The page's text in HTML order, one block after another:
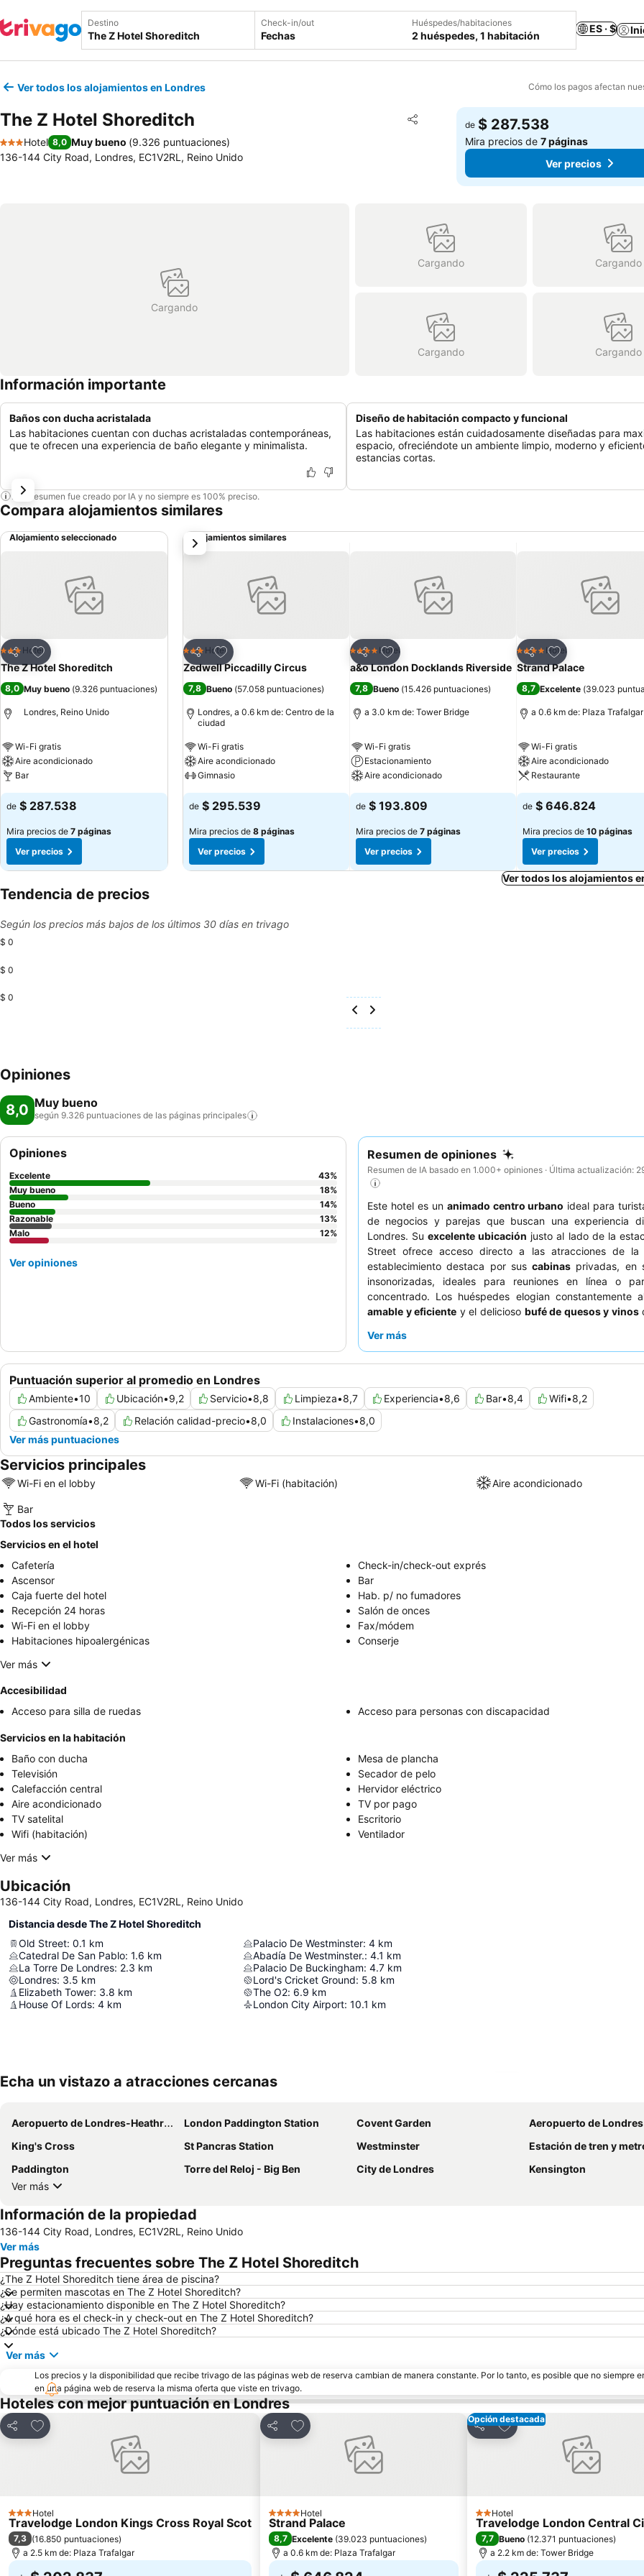
Destino Check-in/out
Fechas
Huéspedes/habitaciones
2 huéspedes, 1 habitación
ES · $
Ver todos los alojamientos en Londres Cómo los pagos afectan
The Z Hotel Shoreditch Compartir
Agregar a favoritos
3 Estrellas
Hotel 8,0 Muy bueno (9.326 puntuaciones)
136-144 City Road, Londres, EC1V2RL, Reino Unido
de $ 287.538
Mira precios de7 páginas
Ver precios
Cargando
Cargando Cargando
Cargando Cargando
Información importante
Baños con ducha acristalada
Las habitaciones cuentan con duchas acristaladas contemporáneas,
que te ofrecen una experiencia de baño elegante y minimalista.
Diseño de habitación compacto y funcional
Las habitaciones están cuidadosamente diseñadas para
espacio, ofreciéndote un ambiente limpio, moderno y
estancias cortas.
Este resumen fue creado por IA y no siempre es 100% preciso.
Compara alojamientos similares
Alojamiento seleccionado
Compartir
Agregar a favoritos
3 Estrellas
Hotel
The Z Hotel Shoreditch
8,0 Muy bueno (9.326 puntuaciones)
Londres, Reino Unido
Wi-Fi gratis
Aire acondicionado
Bar
de $ 287.538
Mira precios de 7 páginas
Ver precios
Alojamientos similares
Compartir
Agregar a favoritos
3 Estrellas
Hotel
Zedwell Piccadilly Circus
7,8 Bueno (57.058 puntuaciones)
Londres, a 0.6 km de: Centro de la
ciudad
Wi-Fi gratis
Aire acondicionado
Gimnasio
de $ 295.539
Mira precios de 8 páginas
Ver precios
Compartir
Agregar a favoritos
4 EstrellasHotel
a&o London Docklands Riverside
7,8 Bueno (15.426 puntuaciones)
a 3.0 km de: Tower Bridge
Wi-Fi gratis
Estacionamiento
Aire acondicionado
de $ 193.809
Mira precios de 7 páginas
Ver precios
Compartir
Agregar a
4 EstrellasHotel
Strand Palace
8,7 Excelente (39.023
a 0.6 km de: Plaza Trafalgar
Wi-Fi gratis
Aire acondicionado
Restaurante
de $ 646.824
Mira precios de 10 páginas
Ver precios
siguiente
Ver todos los alojamientos
Tendencia de precios
Según los precios más bajos de los últimos 30 días en trivago
$ 0
$ 0
$ 0
Opiniones
8,0 Muy bueno
según 9.326 puntuaciones de las páginas principales
Resumen de opiniones
Resumen de IA basado en 1.000+ opiniones · Última actualización:
Este hotel es un animado centro urbano ideal para
de negocios y parejas que buscan una experiencia
Londres. Suexcelente ubicación justo al lado de la
Street ofrece acceso directo a las atracciones de la
establecimiento destaca por sus cabinas privadas, en
insonorizadas, ideales para reuniones en línea o
concentrado. Los huéspedes elogian constantemente
amable y eficiente y el delicioso bufé de quesos y vinos
habitación en un piso superior para minimizar posibles
Ver más
Puntuación superior al promedio en Londres
Ambiente•10 Ubicación•9,2 Servicio•8,8 Limpieza•8,7 Experiencia•8,6 Bar•8,4 Wifi•8,2
Gastronomía•8,2 Relación calidad-precio•8,0 Instalaciones•8,0
Ver más puntuaciones
Opiniones
Excelente 43%
Muy bueno
18%
Bueno
14%
Razonable
13%
Malo
12%
Ver opiniones
Servicios principales
Wi-Fi en el lobby Wi-Fi (habitación) Aire acondicionado
Bar
Todos los servicios
Servicios en el hotel
Cafetería
Check-in/check-out exprés
Ascensor
Bar
Caja fuerte del hotel
Hab. p/ no fumadores
Recepción 24 horas
Salón de onces
Wi-Fi en el lobby
Fax/módem
Habitaciones hipoalergénicas
Conserje
Ver más
Accesibilidad
Acceso para silla de ruedas
Acceso para personas con discapacidad
Servicios en la habitación
Baño con ducha
Mesa de plancha
Televisión
Secador de pelo
Calefacción central
Hervidor eléctrico
Aire acondicionado
TV por pago
TV satelital
Escritorio
Wifi (habitación)
Ventilador
Ver más
Ubicación
136-144 City Road, Londres, EC1V2RL, Reino Unido
Distancia desde The Z Hotel Shoreditch
Old Street: 0.1 km
Catedral De San Pablo: 1.6 km
La Torre De Londres: 2.3 km
Londres: 3.5 km
Elizabeth Tower: 3.8 km
House Of Lords: 4 km
Palacio De Westminster: 4 km
Abadía De Westminster.: 4.1 km
Palacio De Buckingham: 4.7 km
Lord's Cricket Ground: 5.8 km
The O2: 6.9 km
London City Airport: 10.1 km
Echa un vistazo a atracciones cercanas
Aeropuerto de Londres-Heathrow London Paddington Station Covent Garden
Aeropuerto de
King's Cross
St Pancras Station Westminster
Estación de tren y metro
Paddington
Torre del Reloj - Big Ben City de Londres
Kensington
Ver más
Información de la propiedad
136-144 City Road, Londres, EC1V2RL, Reino Unido
Ver más
Preguntas frecuentes sobre The Z Hotel Shoreditch
¿The Z Hotel Shoreditch tiene área de piscina?
¿Se permiten mascotas en The Z Hotel Shoreditch?
¿Hay estacionamiento disponible en The Z Hotel Shoreditch?
¿A qué hora es el check-in y check-out en The Z Hotel Shoreditch?
¿Dónde está ubicado The Z Hotel Shoreditch?
Ver más
Los precios y la disponibilidad que recibe trivago de las páginas web de reserva cambian de manera constante. Por lo tanto, es posible que no siempre
en una página web de reserva la misma oferta que viste en trivago.
Hoteles con mejor puntuación en Londres
Compartir
Agregar a favoritos
3 Estrellas
Hotel
Travelodge London Kings Cross Royal Scot
7,3 (16.850 puntuaciones)
a 2.5 km de: Plaza Trafalgar
Compartir
Agregar a favoritos
4 Estrellas
Hotel
Strand Palace
8,7 Excelente (39.023 puntuaciones)
a 0.6 km de: Plaza Trafalgar
Opción destacada
Compartir
Agregar a favoritos
2 Estrellas
Hotel
Travelodge London Central
7,7 Bueno (12.371 puntuaciones)
a 2.2 km de: Tower Bridge